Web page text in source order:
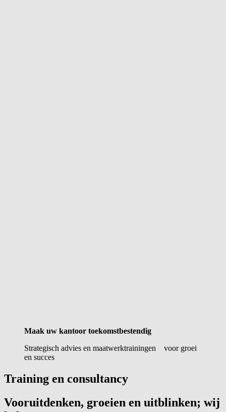
Maak uw kantoor toekomstbestendig
Strategisch advies en maatwerktrainingen voor groei
en succes
Training en consultancy
Vooruitdenken, groeien en uitblinken; wij